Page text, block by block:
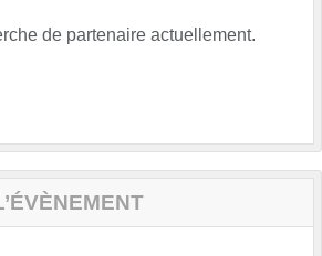
de partenaire actuellement.